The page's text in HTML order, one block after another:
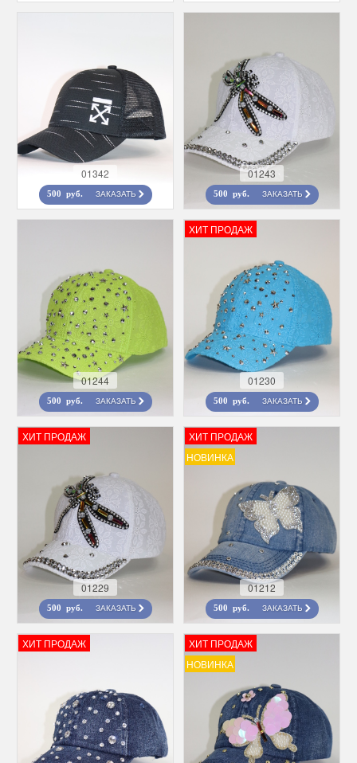
01342
500 руб. ЗАКАЗАТЬ
01243
500 руб. ЗАКАЗАТЬ
01244
500 руб. ЗАКАЗАТЬ
ХИТ ПРОДАЖ
01230
500 руб. ЗАКАЗАТЬ
ХИТ ПРОДАЖ
01229
500 руб. ЗАКАЗАТЬ
ХИТ ПРОДАЖ
НОВИНКА
01212
500 руб. ЗАКАЗАТЬ
ХИТ ПРОДАЖ
ХИТ ПРОДАЖ
НОВИНКА